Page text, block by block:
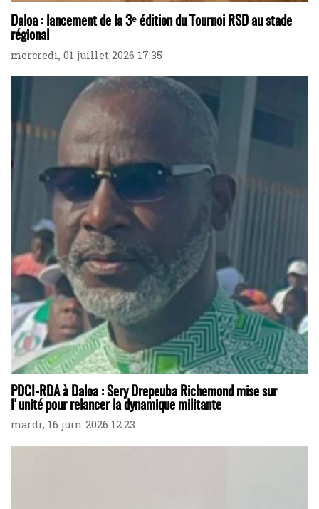
Daloa : lancement de la 3ᵉ édition du Tournoi RSD au stade
régional
mercredi, 01 juillet 2026 17:35
PDCI-RDA à Daloa : Sery Drepeuba Richemond mise sur
l'unité pour relancer la dynamique militante
mardi, 16 juin 2026 12:23